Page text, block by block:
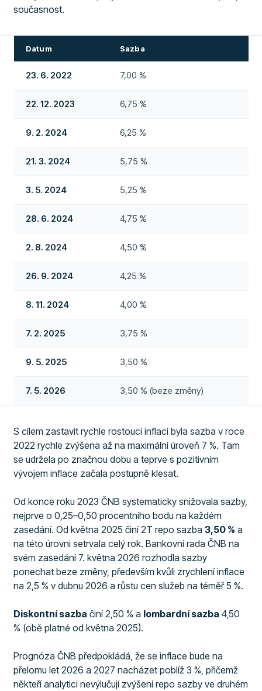
současnost.
Datum Sazba
23. 6. 2022 7,00 %
22. 12. 2023 6,75 %
9. 2. 2024 6,25 %
21. 3. 2024 5,75 %
3. 5. 2024 5,25 %
28. 6. 2024 4,75 %
2. 8. 2024 4,50 %
26. 9. 2024 4,25 %
8. 11. 2024 4,00 %
7. 2. 2025 3,75 %
9. 5. 2025 3,50 %
7. 5. 2026 3,50 % (beze změny)
S cílem zastavit rychle rostoucí inflaci byla sazba v roce
2022 rychle zvýšena až na maximální úroveň 7 %. Tam
se udržela po značnou dobu a teprve s pozitivním
vývojem inflace začala postupně klesat.
Od konce roku 2023 ČNB systematicky snižovala sazby,
nejprve o 0,25–0,50 procentního bodu na každém
zasedání. Od května 2025 činí 2T repo sazba3,50 % a
na této úrovni setrvala celý rok. Bankovní rada ČNB na
svém zasedání 7. května 2026 rozhodla sazby
ponechat beze změny, především kvůli zrychlení inflace
na 2,5 % v dubnu 2026 a růstu cen služeb na téměř 5 %.
Diskontní sazba činí 2,50 % a lombardní sazba 4,50
% (obě platné od května 2025).
Prognóza ČNB předpokládá, že se inflace bude na
přelomu let 2026 a 2027 nacházet poblíž 3 %, přičemž
někteří analytici nevýlučují zvýšení repo sazby ve druhém